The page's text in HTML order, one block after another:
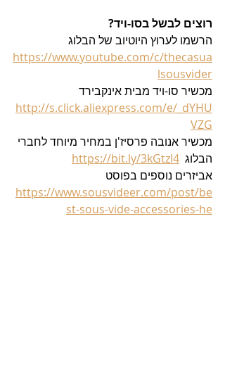
רוצים לבשל בסו-ויד?
הרשמו לערוץ היוטיוב של הבלוג
https://www.youtube.com/c/thecasua
lsousvider
מכשיר סו-ויד מבית אינקבירד
http://s.click.aliexpress.com/e/_dYHU
VZG
מכשיר אנובה פרסיז'ן במחיר מיוחד לחברי
הבלוג https://bit.ly/3kGtzI4
אביזרים נוספים בפוסט
https://www.sousvideer.com/post/be
st-sous-vide-accessories-he